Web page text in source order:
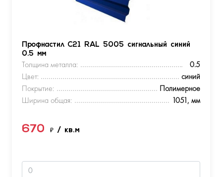
Профнастил С21 RAL 5005 сигнальный синий
0.5 мм
Толщина металла:
0.5
Цвет:
синий
Покрытие:
Полимерное
Ширина общая:
1051, мм
670 ₽ / кв.м